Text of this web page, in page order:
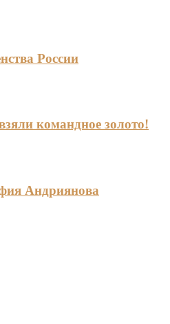
России
командное золото!
Андриянова